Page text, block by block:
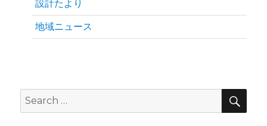
設計たより
地域ニュース
Search
for: